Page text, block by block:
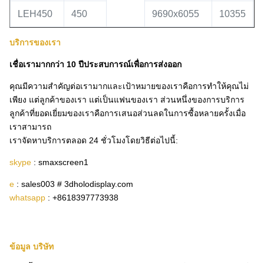
LEH450 450 9690x6055 10355
บริการของเรา
เชื่อเรามากกว่า 10 ปีประสบการณ์เพื่อการส่งออก
คุณมีความสำคัญต่อเรามากและเป้าหมายของเราคือการทำให้คุณไม่
เพียง แต่ลูกค้าของเรา แต่เป็นแฟนของเรา ส่วนหนึ่งของการบริการ
ลูกค้าที่ยอดเยี่ยมของเราคือการเสนอส่วนลดในการซื้อหลายครั้งเมื่อ
เราสามารถ
เราจัดหาบริการตลอด 24 ชั่วโมงโดยวิธีต่อไปนี้:
skype : smaxscreen1
e : sales003 # 3dholodisplay.com
whatsapp : +8618397773938
ข้อมูล บริษัท